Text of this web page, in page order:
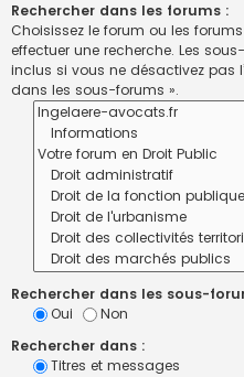
Rechercher dans les forums :
Choisissez le forum ou les
effectuer une recherche. Les
inclus si vous ne désactivez pas
dans les sous-forums ».
Rechercher dans les sous-
Oui
Non
Rechercher dans :
Titres et messages